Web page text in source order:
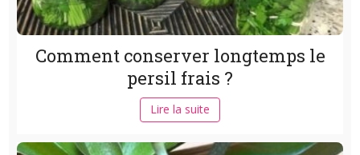
Comment conserver longtemps le
persil frais ?
Lire la suite